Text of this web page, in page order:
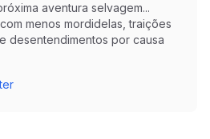
aventura selvagem...
menos mordidelas, traições
desentendimentos por causa